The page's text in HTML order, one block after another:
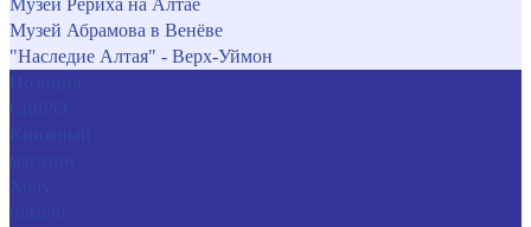
Музей Рериха на Алтае
Музей Абрамова в Венёве
"Наследие Алтая" - Верх-Уймон